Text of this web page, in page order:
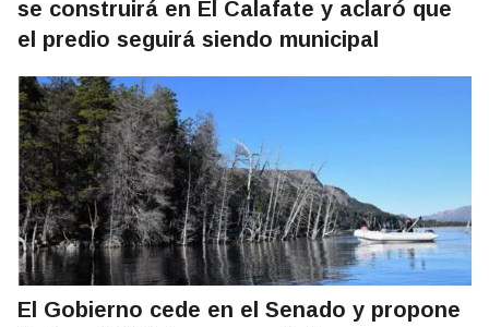
se construirá en El Calafate y aclaró que
el predio seguirá siendo municipal
El Gobierno cede en el Senado y propone